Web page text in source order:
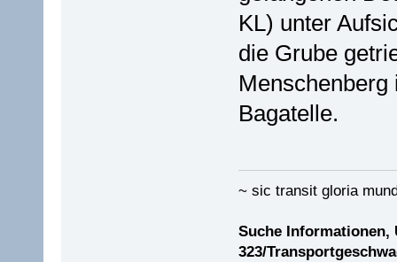
KL) unter
die Grube
Bagatelle.
~ sic transit gloria
Suche Informationen,
323/